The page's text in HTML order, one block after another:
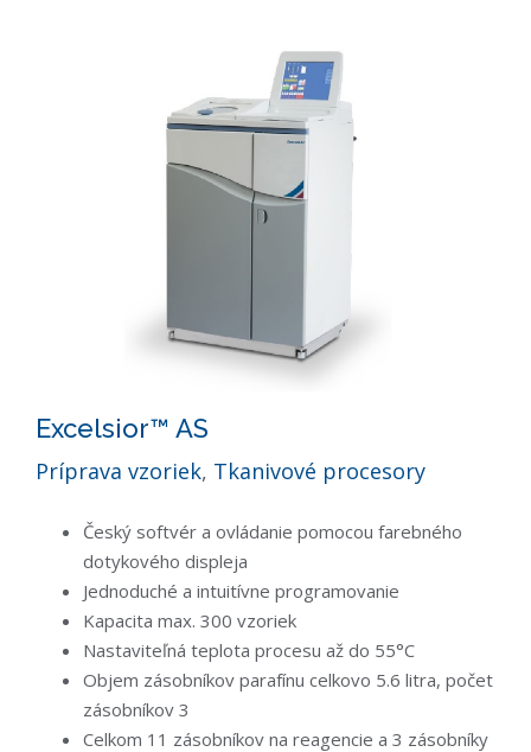
Excelsior™ AS
Príprava vzoriek, Tkanivové procesory
Český softvér a ovládanie pomocou farebného
dotykového displeja
Jednoduché a intuitívne programovanie
Kapacita max. 300 vzoriek
Nastaviteľná teplota procesu až do 55°C
Objem zásobníkov parafínu celkovo 5.6 litra, počet
zásobníkov 3
Celkom 11 zásobníkov na reagencie a 3 zásobníky